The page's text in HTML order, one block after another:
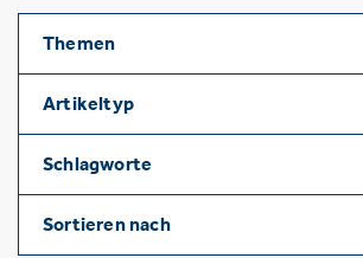
Themen
Artikeltyp
Schlagworte
Sortieren nach